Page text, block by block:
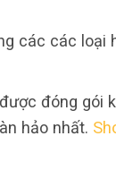
các các loại
đóng gói
hảo nhất.